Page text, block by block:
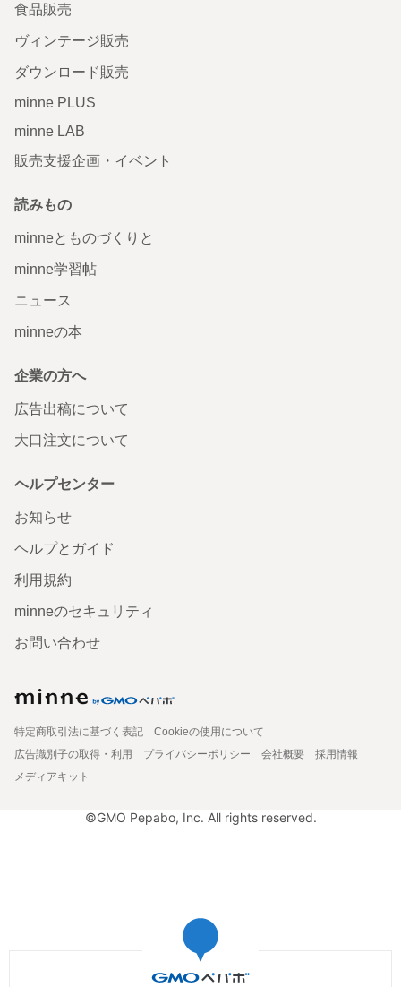
食品販売
ヴィンテージ販売
ダウンロード販売
minne PLUS
minne LAB
販売支援企画・イベント
読みもの
minneとものづくりと
minne学習帖
ニュース
minneの本
企業の方へ
広告出稿について
大口注文について
ヘルプセンター
お知らせ
ヘルプとガイド
利用規約
minneのセキュリティ
お問い合わせ
特定商取引法に基づく表記
Cookieの使用について
広告識別子の取得・利用
プライバシーポリシー 会社概要
採用情報
メディアキット
©GMO Pepabo, Inc. All rights reserved.